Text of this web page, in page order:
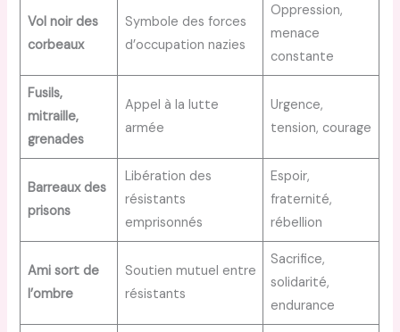
Vol noir des
corbeaux
Symbole des forces
d’occupation nazies
Oppression,
menace
constante
Fusils,
mitraille,
grenades
Appel à la lutte
armée
Urgence,
tension, courage
Barreaux des
prisons
Libération des
résistants
emprisonnés
Espoir,
fraternité,
rébellion
Ami sort de
l’ombre
Soutien mutuel entre
résistants
Sacrifice,
solidarité,
endurance